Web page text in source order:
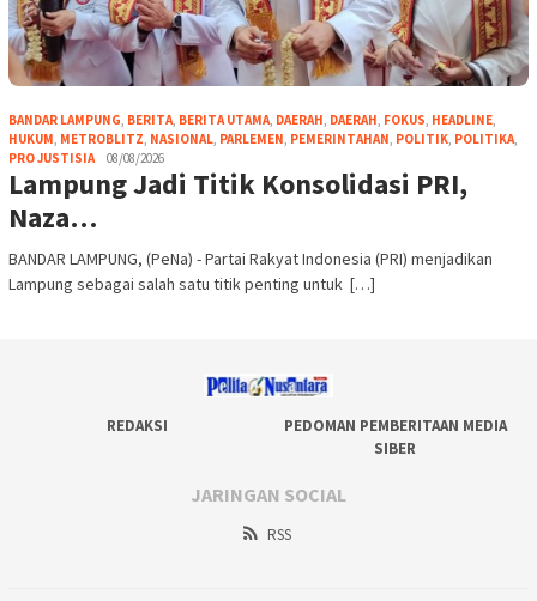
BANDAR LAMPUNG, BERITA, BERITA UTAMA, DAERAH, DAERAH, FOKUS, HEADLINE,
HUKUM, METROBLITZ, NASIONAL, PARLEMEN, PEMERINTAHAN, POLITIK, POLITIKA,
PRO JUSTISIA
08/08/2026
Lampung Jadi Titik Konsolidasi PRI,
Naza…
BANDAR LAMPUNG, (PeNa) - Partai Rakyat Indonesia (PRI) menjadikan
Lampung sebagai salah satu titik penting untuk […]
REDAKSI
PEDOMAN PEMBERITAAN MEDIA
SIBER
JARINGAN SOCIAL
RSS